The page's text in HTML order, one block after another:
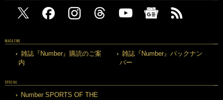
MAGAZINE
雑誌『Number』購読のご案
内
雑誌『Number』バックナン
バー
SPECIAL
Number SPORTS OF THE